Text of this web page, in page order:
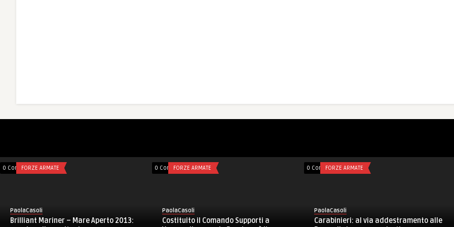
alle
0 CommentsFORZE ARMATE
NRDC-ITA festeggia Santa Barbara con
0 CommentsINCHIOSTRO ANTIPATICO
Noi come loro o loro come noi? Il
0 CommentsFORZE ARMATE
Marina e Yacht Club Italiano: